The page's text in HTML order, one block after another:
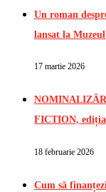
Un roman
lansat la
17 martie 2026
FICTION, ediția
18 februarie 2026
Cum să